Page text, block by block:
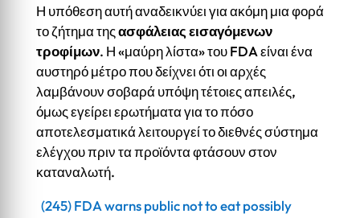
Η υπόθεση αυτή αναδεικνύει για ακόμη μια φορά
το ζήτημα τηςασφάλειας εισαγόμενων
τροφίμων. Η «μαύρη λίστα» του FDA είναι ένα
αυστηρό μέτρο που δείχνει ότι οι αρχές
λαμβάνουν σοβαρά υπόψη τέτοιες απειλές,
όμως εγείρει ερωτήματα για το πόσο
αποτελεσματικά λειτουργεί το διεθνές σύστημα
ελέγχου πριν τα προϊόντα φτάσουν στον
καταναλωτή.
(245) FDA warns public not to eat possibly